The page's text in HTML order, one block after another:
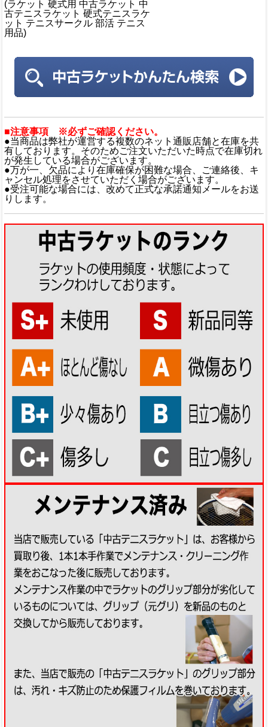
(ラケット 硬式用 中古ラケット 中
古テニスラケット 硬式テニスラケ
ット テニスサークル 部活 テニス
用品)
■注意事項 ※必ずご確認ください。
●当商品は弊社が運営する複数のネット通販店舗と在庫を共
有しております。そのためご注文いただいた時点で在庫切れ
が発生している場合がございます。
●万が一、欠品により在庫確保が困難な場合、ご連絡後、キ
ャンセル処理をさせていただく場合がございます。
●受注可能な場合には、改めて正式な承諾通知メールをお送
りします。